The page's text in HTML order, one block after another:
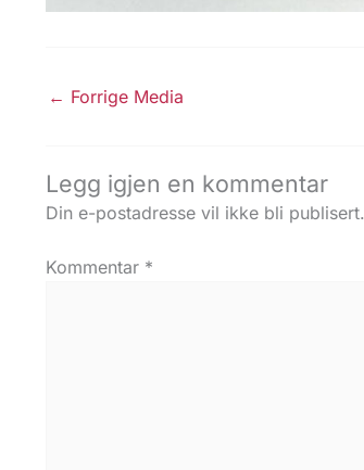
← Forrige Media
Legg igjen en kommentar
Din e-postadresse vil ikke bli publisert.
Kommentar *